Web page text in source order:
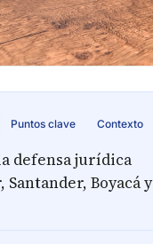
Puntos clave Contexto
defensa jurídica
Boyacá y